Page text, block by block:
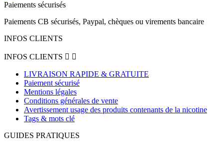
Paiements sécurisés
Paiements CB sécurisés, Paypal, chèques ou virements bancaire
INFOS CLIENTS
INFOS CLIENTS  
LIVRAISON RAPIDE & GRATUITE
Paiement sécurisé
Mentions légales
Conditions générales de vente
Avertissement usage des produits contenants de la nicotine
Tags & mots clé
GUIDES PRATIQUES